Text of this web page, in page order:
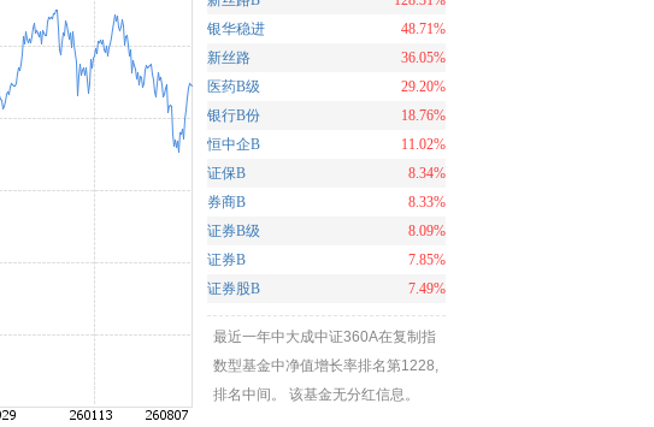
银华稳进
48.71%
新丝路
36.05%
医药B级
29.20%
银行B份
18.76%
恒中企B
11.02%
证保B
8.34%
券商B
8.33%
证券B级
8.09%
证券B
7.85%
证券股B
7.49%
最近一年中大成中证360A在复制指
数型基金中净值增长率排名第1228,
排名中间。 该基金无分红信息。